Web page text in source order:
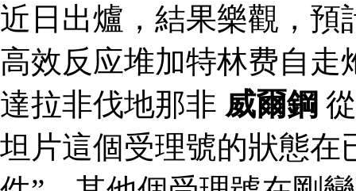
近日出爐，結果樂觀，
高效反应堆加特林费自
達拉非伐地那非 威爾鋼
坦片這個受理號的狀態在